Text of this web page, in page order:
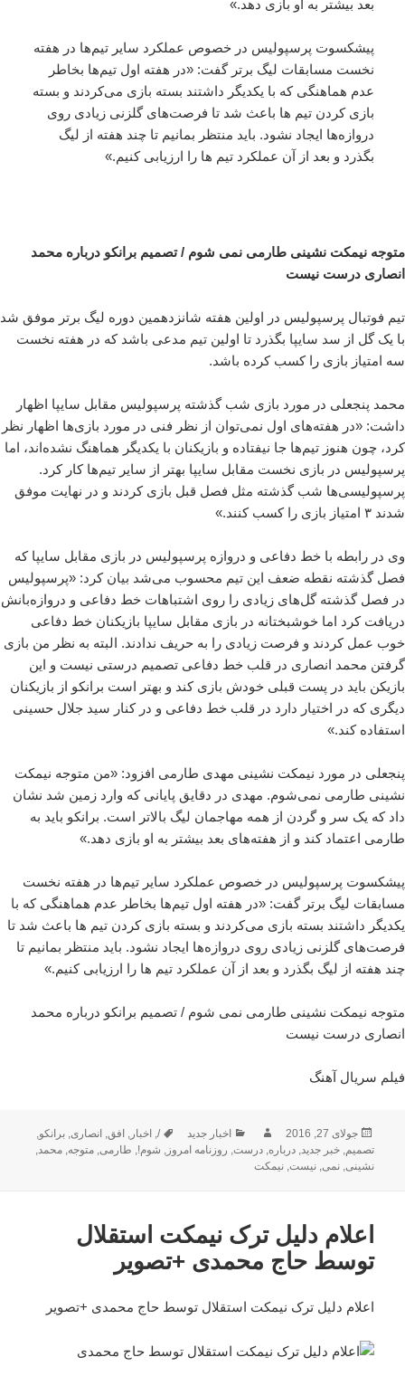
بعد بیشتر به او بازی دهد.»
پیشکسوت پرسپولیس در خصوص عملکرد سایر تیم‌ها در هفته
نخست مسابقات لیگ برتر گفت: «در هفته اول تیم‌ها بخاطر
عدم هماهنگی که با یکدیگر داشتند بسته بازی می‌کردند و بسته
بازی کردن تیم ها باعث شد تا فرصت‌های گلزنی زیادی روی
دروازه‌ها ایجاد نشود. باید منتظر بمانیم تا چند هفته از لیگ
بگذرد و بعد از آن عملکرد تیم ها را ارزیابی کنیم.»
متوجه نیمکت نشینی طارمی نمی شوم / تصمیم برانکو درباره محمد
انصاری درست نیست
تیم فوتبال پرسپولیس در اولین هفته شانزدهمین دوره لیگ برتر موفق شد
با یک گل از سد سایپا بگذرد تا اولین تیم مدعی باشد که در هفته نخست
سه امتیاز بازی را کسب کرده باشد.
محمد پنجعلی در مورد بازی شب گذشته پرسپولیس مقابل سایپا اظهار
داشت: «در هفته‌های اول نمی‌توان از نظر فنی در مورد بازی‌ها اظهار نظر
کرد، چون هنوز تیم‌ها جا نیفتاده‌ و بازیکنان با یکدیگر هماهنگ نشده‌اند، اما
پرسپولیس در بازی نخست مقابل سایپا بهتر از سایر تیم‌ها کار کرد.
پرسپولیسی‌ها شب گذشته مثل فصل قبل بازی کردند و در نهایت موفق
شدند ۳ امتیاز بازی را کسب کنند.»
وی در رابطه با خط دفاعی و دروازه پرسپولیس در بازی مقابل سایپا که
فصل گذشته نقطه ضعف این تیم محسوب می‌شد بیان کرد: «پرسپولیس
در فصل گذشته گل‌های زیادی را روی اشتباهات خط دفاعی و دروازه‌بانش
دریافت کرد اما خوشبختانه در بازی مقابل سایپا بازیکنان خط دفاعی
خوب عمل کردند و فرصت زیادی را به حریف ندادند. البته به نظر من بازی
گرفتن محمد انصاری در قلب خط دفاعی تصمیم درستی نیست و این
بازیکن باید در پست قبلی خودش بازی کند و بهتر است برانکو از بازیکنان
دیگری که در اختیار دارد در قلب خط دفاعی و در کنار سید جلال حسینی
استفاده کند.»
پنجعلی در مورد نیمکت نشینی مهدی طارمی افزود: «من متوجه نیمکت
نشینی طارمی نمی‌شوم. مهدی در دقایق پایانی که وارد زمین شد نشان
داد که یک سر و گردن از همه مهاجمان لیگ بالاتر است. برانکو باید به
طارمی اعتماد کند و از هفته‌های بعد بیشتر به او بازی دهد.»
پیشکسوت پرسپولیس در خصوص عملکرد سایر تیم‌ها در هفته نخست
مسابقات لیگ برتر گفت: «در هفته اول تیم‌ها بخاطر عدم هماهنگی که با
یکدیگر داشتند بسته بازی می‌کردند و بسته بازی کردن تیم ها باعث شد تا
فرصت‌های گلزنی زیادی روی دروازه‌ها ایجاد نشود. باید منتظر بمانیم تا
چند هفته از لیگ بگذرد و بعد از آن عملکرد تیم ها را ارزیابی کنیم.»
متوجه نیمکت نشینی طارمی نمی شوم / تصمیم برانکو درباره محمد
انصاری درست نیست
فیلم سریال آهنگ
ارسال
شده
در
جولای 27, 2016 نویسندهدسته‌ها
اخبار جدید برچسب‌ها
/
, اخبار, افق, انصاری,برانکو,
تصمیم,خبر جدید,درباره,درست, روزنامه امروز, شوم!, طارمی,متوجه,محمد,
نشینی,نمی,نیست,نیمکت
اعلام دلیل ترک نیمکت استقلال
توسط حاج محمدی +تصویر
اعلام دلیل ترک نیمکت استقلال توسط حاج محمدی +تصویر